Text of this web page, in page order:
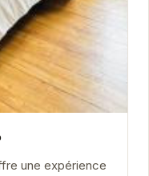
une expérience